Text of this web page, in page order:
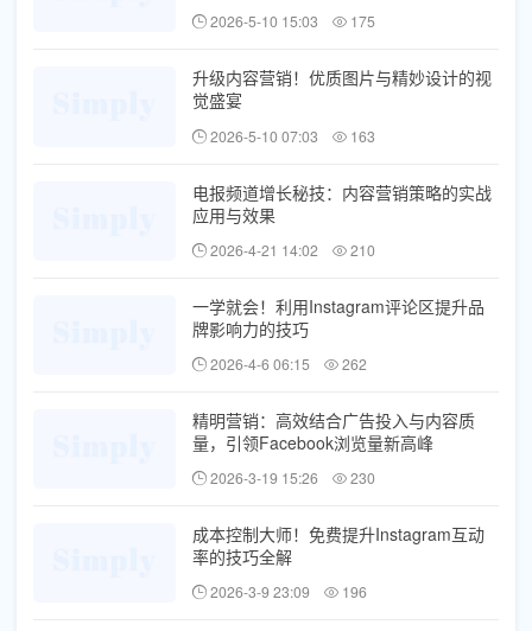
2026-5-10 15:03 175
升级内容营销！优质图片与精妙设计的视
觉盛宴
2026-5-10 07:03 163
电报频道增长秘技：内容营销策略的实战
应用与效果
2026-4-21 14:02 210
一学就会！利用Instagram评论区提升品
牌影响力的技巧
2026-4-6 06:15 262
精明营销：高效结合广告投入与内容质
量，引领Facebook浏览量新高峰
2026-3-19 15:26 230
成本控制大师！免费提升Instagram互动
率的技巧全解
2026-3-9 23:09 196